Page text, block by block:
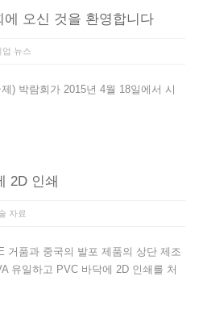
오신 것을 환영합니다
업 뉴스
) 박람회가 2015년 4월 18일에서 시
2D 인쇄
자료
거품과 중국의 발포 제품의 상단 제조
유일하고 PVC 바닥에 2D 인쇄를 처